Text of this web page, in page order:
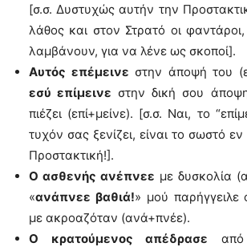
[σ.σ. Δυστυχώς αυτήν την
λάθος και στον Στρατό οι φαντάροι,
λαμβάνουν, για να λένε ως σκοποί].
Αυτός επέμεινε στην άποψή του
εσύ επίμεινε στην δική σου
πιέζει (επί+μείνε). [σ.σ. Ναι, το
τυχόν σας ξενίζει, είναι το σωστό
Προστακτική!].
Ο ασθενής ανέπνεε με δυσκολία
«ανάπνεε βαθιά!» μού παρήγγειλε
με ακροαζόταν (ανά+πνέε).
Ο κρατούμενος απέδρασε από